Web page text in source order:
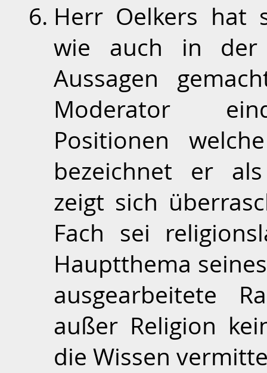
Herr Oelkers hat
wie auch in der
Aussagen
Moderator
Positionen
bezeichnet er als
zeigt sich
Fach sei
Hauptthema
ausgearbeitete
außer Religion
die Wissen